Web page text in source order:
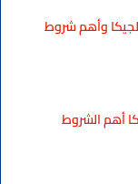
وأهم شروط
أهم الشروط